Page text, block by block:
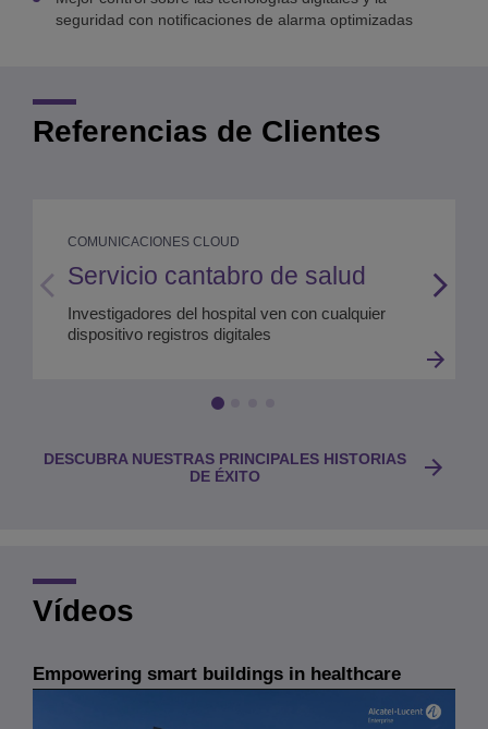
seguridad con notificaciones de alarma optimizadas
Referencias de Clientes
COMUNICACIONES CLOUD
Servicio cantabro de salud
Investigadores del hospital ven con cualquier
dispositivo registros digitales
DESCUBRA NUESTRAS PRINCIPALES HISTORIAS
DE ÉXITO
Vídeos
Empowering smart buildings in healthcare